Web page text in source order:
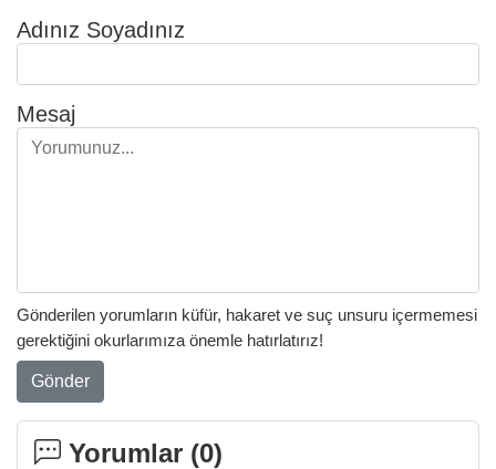
Adınız Soyadınız
Mesaj
Gönderilen yorumların küfür, hakaret ve suç unsuru içermemesi
gerektiğini okurlarımıza önemle hatırlatırız!
Gönder
Yorumlar (0)